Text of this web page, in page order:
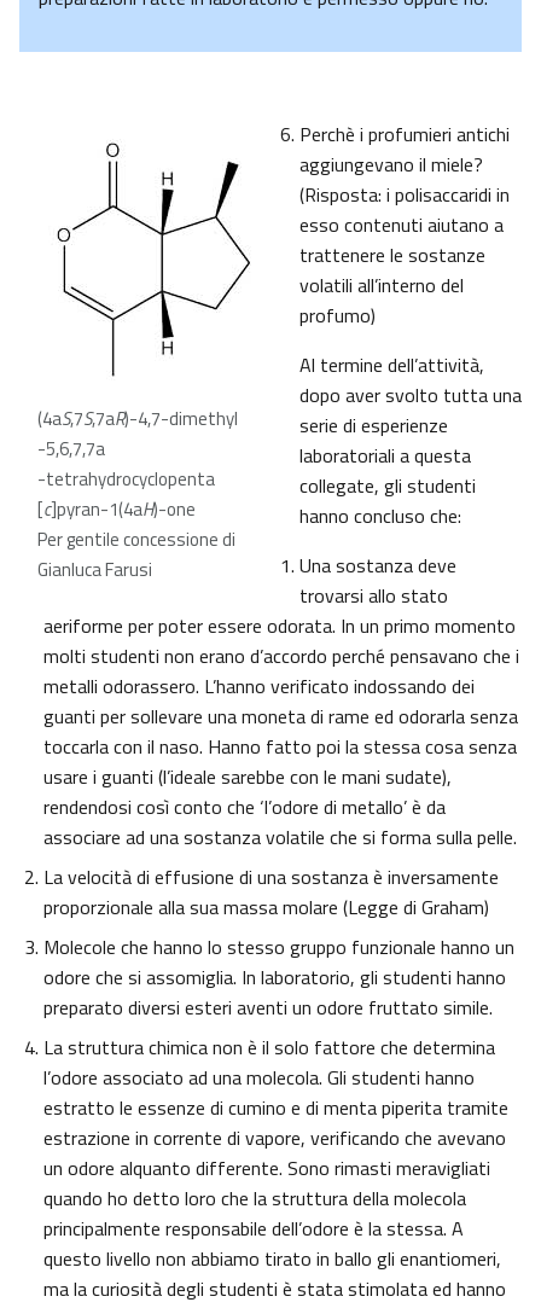
(4aS,7S,7aR)-4,7-dimethyl
-5,6,7,7a
-tetrahydrocyclopenta
[c]pyran-1(4aH)-one
Per gentile concessione di
Gianluca Farusi
Perchè i profumieri antichi
aggiungevano il miele?
(Risposta: i polisaccaridi in
esso contenuti aiutano a
trattenere le sostanze
volatili all’interno del
profumo)
Al termine dell’attività,
dopo aver svolto tutta una
serie di esperienze
laboratoriali a questa
collegate, gli studenti
hanno concluso che:
Una sostanza deve
trovarsi allo stato
aeriforme per poter essere odorata. In un primo momento
molti studenti non erano d’accordo perché pensavano che i
metalli odorassero. L’hanno verificato indossando dei
guanti per sollevare una moneta di rame ed odorarla senza
toccarla con il naso. Hanno fatto poi la stessa cosa senza
usare i guanti (l’ideale sarebbe con le mani sudate),
rendendosi così conto che ‘l’odore di metallo’ è da
associare ad una sostanza volatile che si forma sulla pelle.
La velocità di effusione di una sostanza è inversamente
proporzionale alla sua massa molare (Legge di Graham)
Molecole che hanno lo stesso gruppo funzionale hanno un
odore che si assomiglia. In laboratorio, gli studenti hanno
preparato diversi esteri aventi un odore fruttato simile.
La struttura chimica non è il solo fattore che determina
l’odore associato ad una molecola. Gli studenti hanno
estratto le essenze di cumino e di menta piperita tramite
estrazione in corrente di vapore, verificando che avevano
un odore alquanto differente. Sono rimasti meravigliati
quando ho detto loro che la struttura della molecola
principalmente responsabile dell’odore è la stessa. A
questo livello non abbiamo tirato in ballo gli enantiomeri,
ma la curiosità degli studenti è stata stimolata ed hanno